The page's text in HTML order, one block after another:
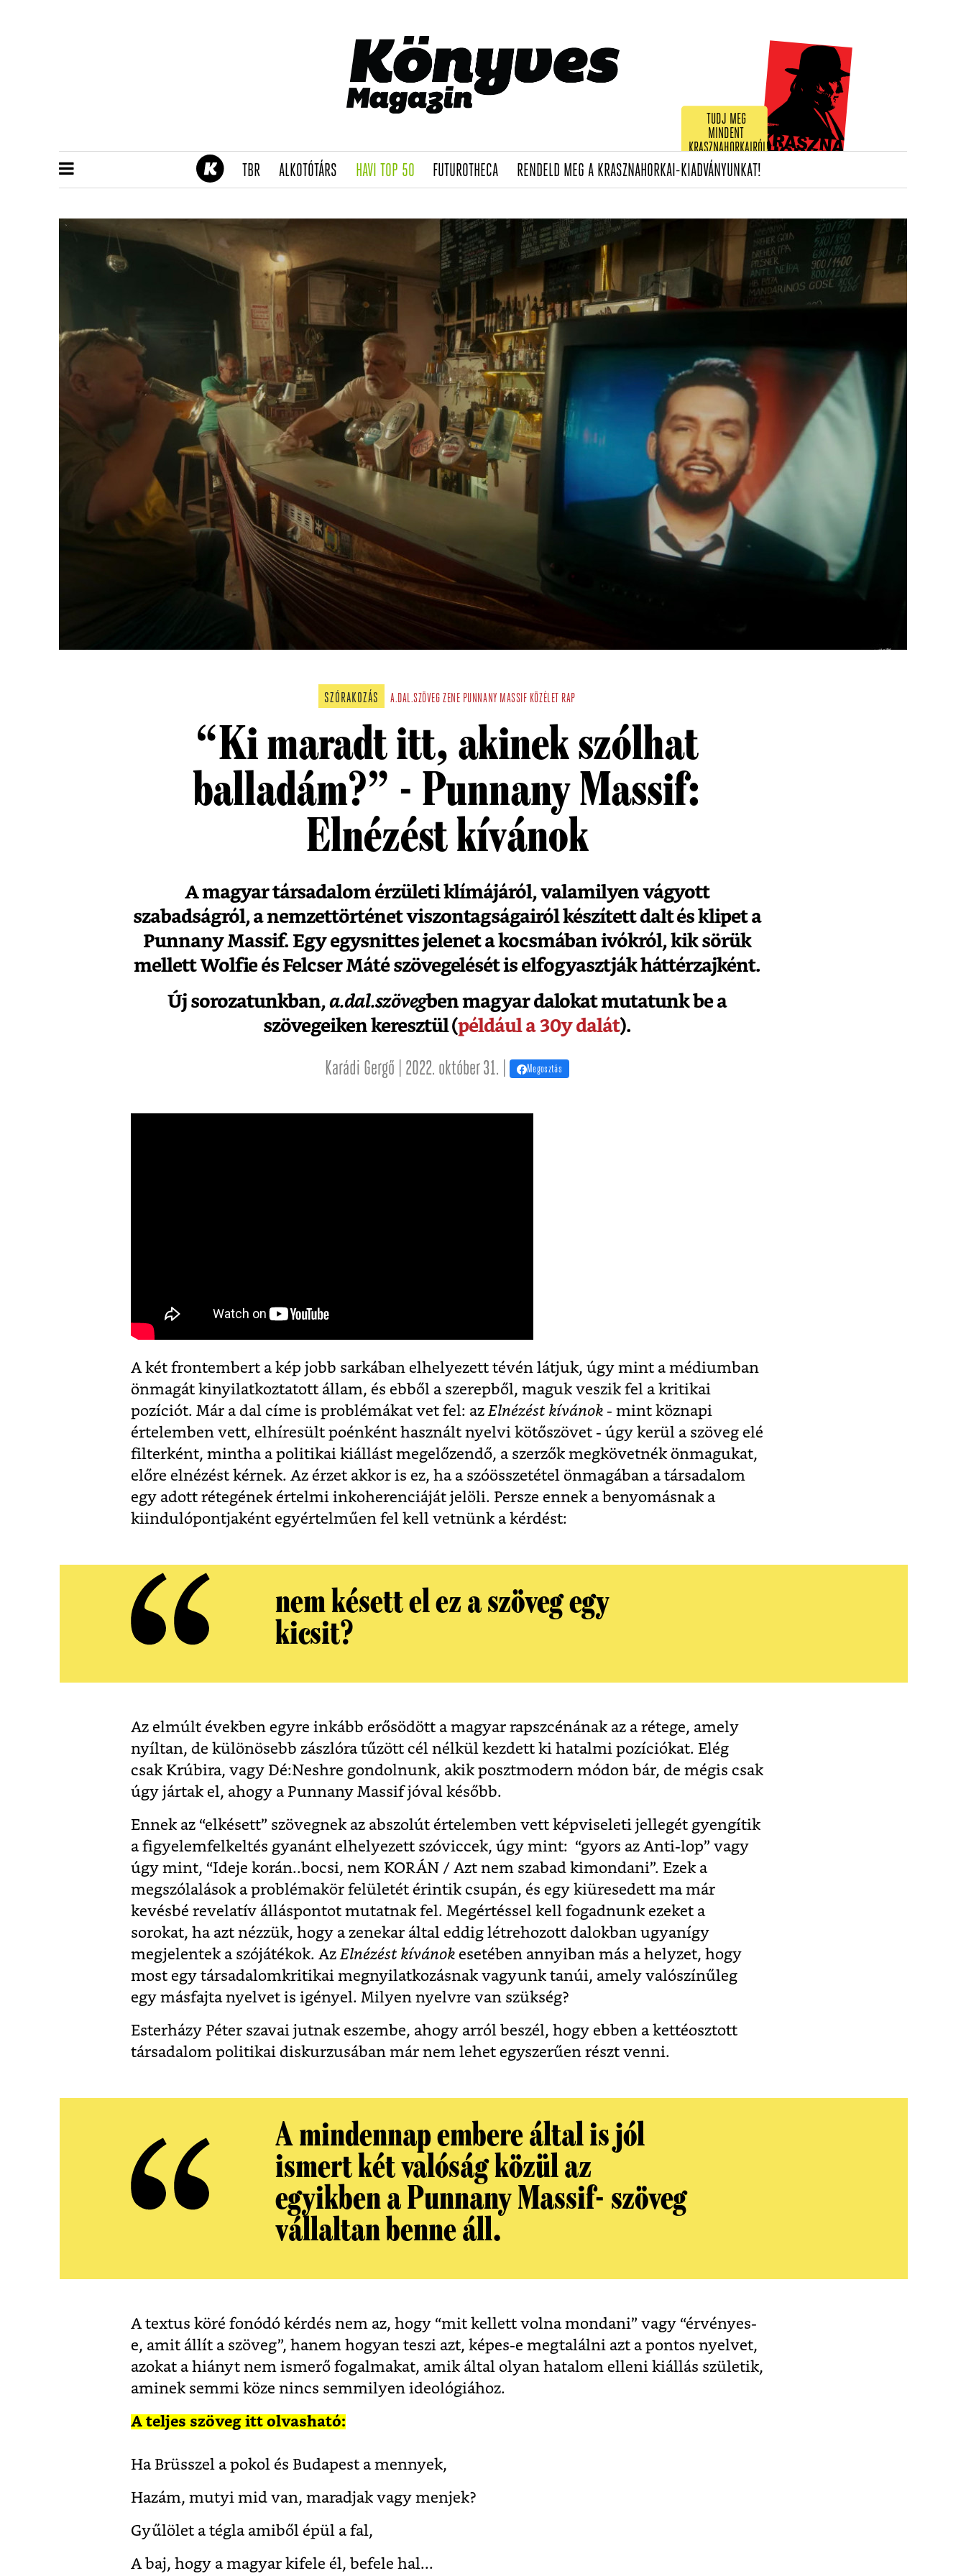
TUDJ MEG
MINDENT
KRASZNAHORKAIRÓL!
TBR(CURRENT)
ALKOTÓTÁRS(CURRENT)
HAVI TOP 50(CURRENT)
FUTUROTHECA(CURRENT)
RENDELD MEG A KRASZNAHORKAI-KIADVÁNYUNKAT!(CURRENT)
SZÓRAKOZÁS A.DAL.SZÖVEG ZENE PUNNANY MASSIF KÖZÉLET RAP
“Ki maradt itt, akinek szólhat
balladám?” - Punnany Massif:
Elnézést kívánok
A magyar társadalom érzületi klímájáról, valamilyen vágyott
szabadságról, a nemzettörténet viszontagságairól készített dalt és klipet a
Punnany Massif. Egy egysnittes jelenet a kocsmában ivókról, kik sörük
mellett Wolfie és Felcser Máté szövegelését is elfogyasztják háttérzajként.
Új sorozatunkban,a.dal.szövegben magyar dalokat mutatunk be a
szövegeiken keresztül (például a 30y dalát).
Karádi Gergő | 2022. október 31. | Megosztás
A két frontembert a kép jobb sarkában elhelyezett tévén látjuk, úgy mint a médiumban
önmagát kinyilatkoztatott állam, és ebből a szerepből, maguk veszik fel a kritikai
pozíciót. Már a dal címe is problémákat vet fel: az Elnézést kívánok - mint köznapi
értelemben vett, elhíresült poénként használt nyelvi kötőszövet - úgy kerül a szöveg elé
filterként, mintha a politikai kiállást megelőzendő, a szerzők megkövetnék önmagukat,
előre elnézést kérnek. Az érzet akkor is ez, ha a szóösszetétel önmagában a társadalom
egy adott rétegének értelmi inkoherenciáját jelöli. Persze ennek a benyomásnak a
kiindulópontjaként egyértelműen fel kell vetnünk a kérdést:
nem késett el ez a szöveg egy
kicsit?
Az elmúlt években egyre inkább erősödött a magyar rapszcénának az a rétege, amely
nyíltan, de különösebb zászlóra tűzött cél nélkül kezdett ki hatalmi pozíciókat. Elég
csak Krúbira, vagy Dé:Neshre gondolnunk, akik posztmodern módon bár, de mégis csak
úgy jártak el, ahogy a Punnany Massif jóval később.
Ennek az “elkésett” szövegnek az abszolút értelemben vett képviseleti jellegét gyengítik
a figyelemfelkeltés gyanánt elhelyezett szóviccek, úgy mint: “gyors az Anti-lop” vagy
úgy mint, “Ideje korán..bocsi, nem KORÁN / Azt nem szabad kimondani”. Ezek a
megszólalások a problémakör felületét érintik csupán, és egy kiüresedett ma már
kevésbé revelatív álláspontot mutatnak fel. Megértéssel kell fogadnunk ezeket a
sorokat, ha azt nézzük, hogy a zenekar által eddig létrehozott dalokban ugyanígy
megjelentek a szójátékok. Az Elnézést kívánok esetében annyiban más a helyzet, hogy
most egy társadalomkritikai megnyilatkozásnak vagyunk tanúi, amely valószínűleg
egy másfajta nyelvet is igényel. Milyen nyelvre van szükség?
Esterházy Péter szavai jutnak eszembe, ahogy arról beszél, hogy ebben a kettéosztott
társadalom politikai diskurzusában már nem lehet egyszerűen részt venni.
A mindennap embere által is jól
ismert két valóság közül az
egyikben a Punnany Massif- szöveg
vállaltan benne áll.
A textus köré fonódó kérdés nem az, hogy “mit kellett volna mondani” vagy “érvényes-
e, amit állít a szöveg”, hanem hogyan teszi azt, képes-e megtalálni azt a pontos nyelvet,
azokat a hiányt nem ismerő fogalmakat, amik által olyan hatalom elleni kiállás születik,
aminek semmi köze nincs semmilyen ideológiához.
A teljes szöveg itt olvasható:
Ha Brüsszel a pokol és Budapest a mennyek,
Hazám, mutyi mid van, maradjak vagy menjek?
Gyűlölet a tégla amiből épül a fal,
A baj, hogy a magyar kifele él, befele hal...